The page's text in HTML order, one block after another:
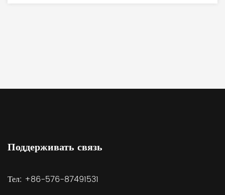
Поддерживать связь
Тел: +86-576-87491531